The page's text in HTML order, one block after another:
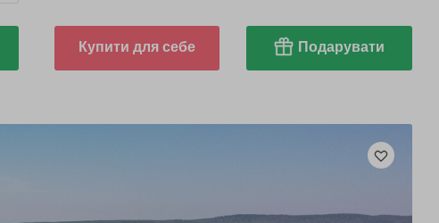
Купити для себе Подарувати